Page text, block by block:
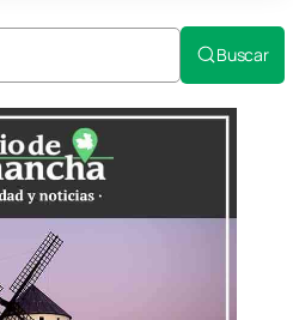
Buscar